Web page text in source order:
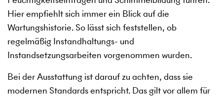
Hier empfiehlt sich immer ein Blick auf die
Wartungshistorie. So lässt sich feststellen, ob
regelmäßig Instandhaltungs- und
Instandsetzungsarbeiten vorgenommen wurden.
Bei der Ausstattung ist darauf zu achten, dass sie
modernen Standards entspricht. Das gilt vor allem für